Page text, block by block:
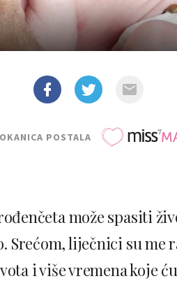
POSTALA
može spasiti
Srećom, liječnici su me
i više vremena koje